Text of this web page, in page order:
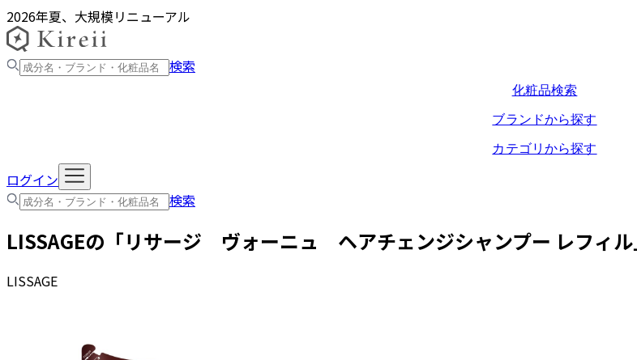
2026年夏、大規模リニューアル
検索
化粧品検索
ブランドから探す
カテゴリから探す
ログイン
検索
LISSAGEの「リサージ ヴォーニュ ヘアチェンジシャンプー レフィル
LISSAGE